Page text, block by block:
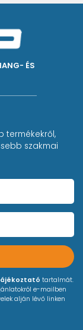
ÉS
termékekről,
szakmai
tartalmát.
e-mailben
alján lévő linken